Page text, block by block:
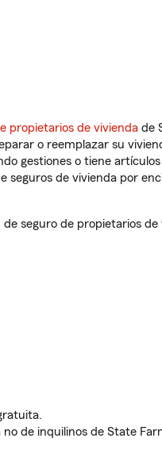
propietarios de vivienda de
o reemplazar su
gestiones o tiene artículos
seguros de vivienda por
seguro de propietarios de
de inquilinos de State